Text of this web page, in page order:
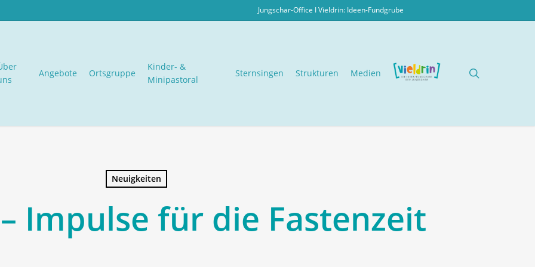
Jungschar-Office IVieldrin: Ideen-Fundgrube
Angebote Ortsgruppe
Kinder- &
Minipastoral
Sternsingen Strukturen Medien
Neuigkeiten
Impulse für die Fastenzeit